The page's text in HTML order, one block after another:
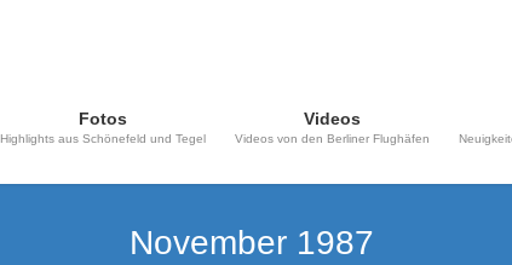
Fotos
Highlights aus Schönefeld und Tegel
Videos
Videos von den Berliner Flughäfen
November 1987